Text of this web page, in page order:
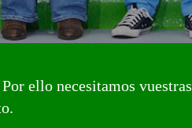
ello necesitamos vuestras